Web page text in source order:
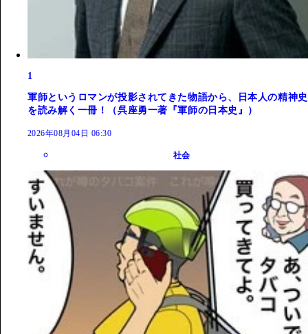
1
軍師というロマンが投影されてきた物語から、日本人の精神史
を読み解く一冊！（呉座勇一著『軍師の日本史』）
2026年08月04日 06:30
社会